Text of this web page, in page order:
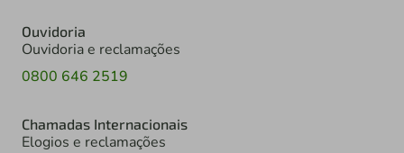
Ouvidoria
Ouvidoria e reclamações
0800 646 2519
Chamadas Internacionais
Elogios e reclamações